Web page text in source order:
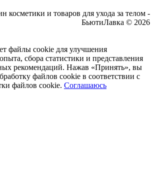
косметики и товаров для ухода за телом -
БьютиЛавка © 2026
файлы cookie для улучшения
сбора статистики и представления
рекомендаций. Нажав «Принять», вы
файлов cookie в соответствии с
файлов cookie. Соглашаюсь